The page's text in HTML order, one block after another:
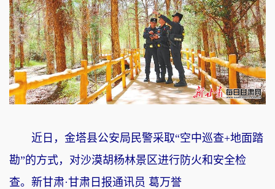
近日，金塔县公安局民警采取“空中巡查+地面踏
勘”的方式，对沙漠胡杨林景区进行防火和安全检
查。新甘肃·甘肃日报通讯员 葛万誉